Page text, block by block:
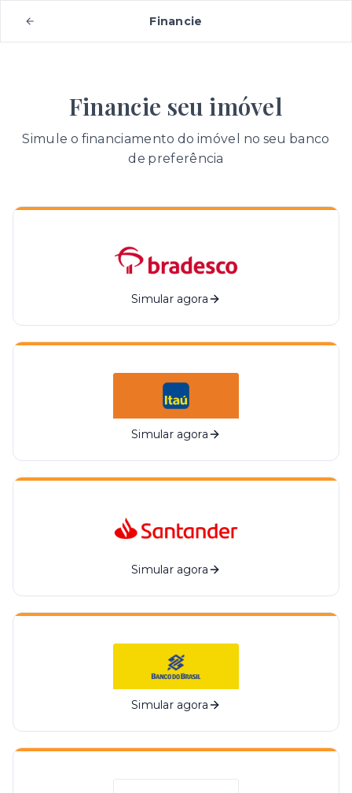
Financie
Financie seu imóvel
Simule o financiamento do imóvel no seu banco
de preferência
Simular agora
Simular agora
Simular agora
Simular agora